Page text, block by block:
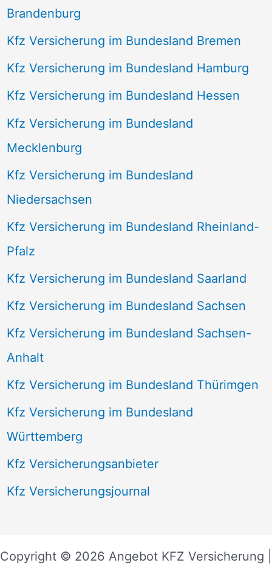
Brandenburg
Kfz Versicherung im Bundesland Bremen
Kfz Versicherung im Bundesland Hamburg
Kfz Versicherung im Bundesland Hessen
Kfz Versicherung im Bundesland
Mecklenburg
Kfz Versicherung im Bundesland
Niedersachsen
Kfz Versicherung im Bundesland Rheinland-
Pfalz
Kfz Versicherung im Bundesland Saarland
Kfz Versicherung im Bundesland Sachsen
Kfz Versicherung im Bundesland Sachsen-
Anhalt
Kfz Versicherung im Bundesland Thürimgen
Kfz Versicherung im Bundesland
Württemberg
Kfz Versicherungsanbieter
Kfz Versicherungsjournal
Copyright © 2026 Angebot KFZ Versicherung |